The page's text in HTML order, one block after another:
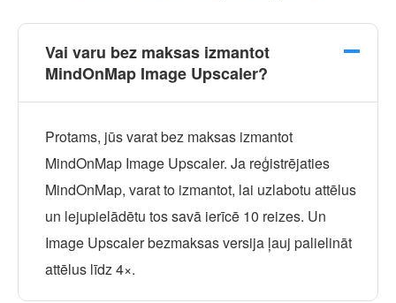
Vai varu bez maksas izmantot
MindOnMap Image Upscaler?
Protams, jūs varat bez maksas izmantot
MindOnMap Image Upscaler. Ja reģistrējaties
MindOnMap, varat to izmantot, lai uzlabotu attēlus
un lejupielādētu tos savā ierīcē 10 reizes. Un
Image Upscaler bezmaksas versija ļauj palielināt
attēlus līdz 4×.